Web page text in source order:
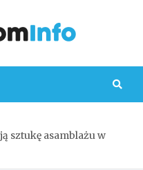
sztukę asamblażu w